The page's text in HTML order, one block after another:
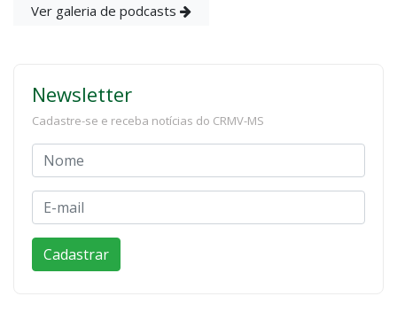
Ver galeria de podcasts
Newsletter
Cadastre-se e receba notícias do CRMV-MS